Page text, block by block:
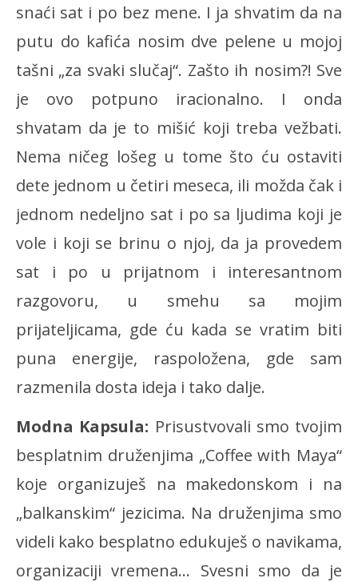
snaći sat i po bez mene. I ja shvatim da na
putu do kafića nosim dve pelene u mojoj
tašni „za svaki slučaj“. Zašto ih nosim?! Sve
je ovo potpuno iracionalno. I onda
shvatam da je to mišić koji treba vežbati.
Nema ničeg lošeg u tome što ću ostaviti
dete jednom u četiri meseca, ili možda čak i
jednom nedeljno sat i po sa ljudima koji je
vole i koji se brinu o njoj, da ja provedem
sat i po u prijatnom i interesantnom
razgovoru, u smehu sa mojim
prijateljicama, gde ću kada se vratim biti
puna energije, raspoložena, gde sam
razmenila dosta ideja i tako dalje.
Modna Kapsula: Prisustvovali smo tvojim
besplatnim druženjima „Coffee with Maya“
koje organizuješ na makedonskom i na
„balkanskim“ jezicima. Na druženjima smo
videli kako besplatno edukuješ o navikama,
organizaciji vremena… Svesni smo da je